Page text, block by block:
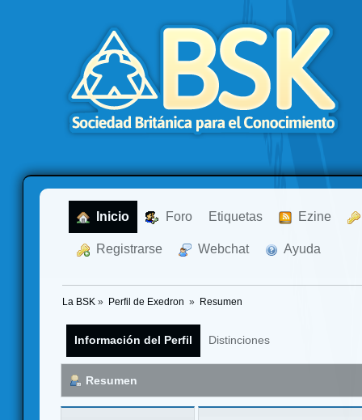
Inicio Foro Etiquetas Ezine
Registrarse Webchat Ayuda
La BSK » Perfil de Exedron » Resumen
Información del Perfil Distinciones
Resumen